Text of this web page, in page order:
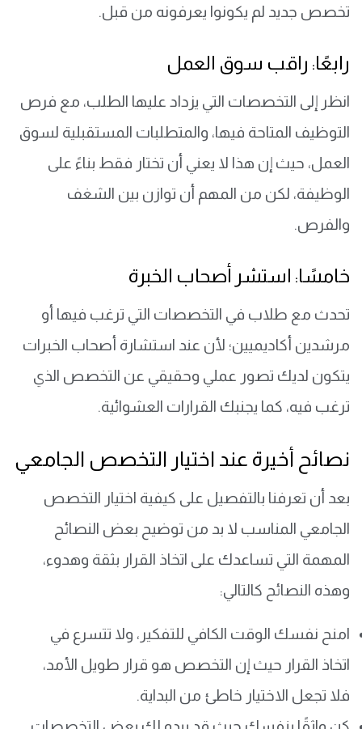
تخصص جديد لم يكونوا يعرفونه من قبل.
رابعًا: راقب سوق العمل
انظر إلى التخصصات التي يزداد عليها الطلب، مع فرص
التوظيف المتاحة فيها، والمتطلبات المستقبلية لسوق
العمل، حيث إن هذا لا يعني أن تختار فقط بناءً على
الوظيفة، لكن من المهم أن توازن بين الشغف
والفرص.
خامسًا: استشر أصحاب الخبرة
تحدث مع طلاب في التخصصات التي ترغب فيها أو
مرشدين أكاديميين؛ لأن عند استشارة أصحاب الخبرات
يتكون لديك تصور عملي وحقيقي عن التخصص الذي
ترغب فيه، كما يجنبك القرارات العشوائية.
نصائح أخيرة عند اختيار التخصص الجامعي
بعد أن تعرفنا بالتفصيل على كيفية اختيار التخصص
الجامعي المناسب لا بد من توضيح بعض النصائح
المهمة التي تساعدك على اتخاذ القرار بثقة وهدوء،
وهذه النصائح كالتالي:
امنح نفسك الوقت الكافي للتفكير، ولا تتسرع في
اتخاذ القرار حيث إن التخصص هو قرار طويل الأمد،
فلا تجعل الاختيار خاطئ من البداية.